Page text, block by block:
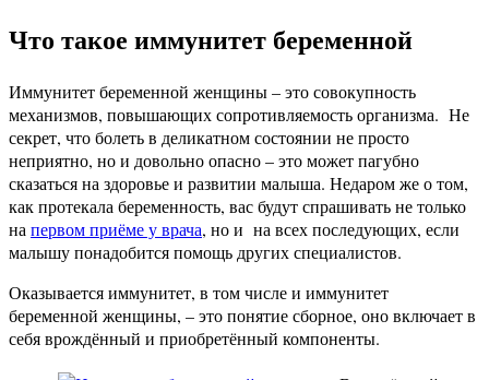
Что такое иммунитет беременной
Иммунитет беременной женщины – это совокупность
механизмов, повышающих сопротивляемость организма. Не
секрет, что болеть в деликатном состоянии не просто
неприятно, но и довольно опасно – это может пагубно
сказаться на здоровье и развитии малыша. Недаром же о том,
как протекала беременность, вас будут спрашивать не только
напервом приёме у врача, но и на всех последующих, если
малышу понадобится помощь других специалистов.
Оказывается иммунитет, в том числе и иммунитет
беременной женщины, – это понятие сборное, оно включает в
себя врождённый и приобретённый компоненты.